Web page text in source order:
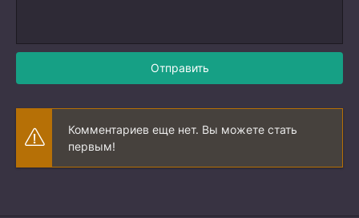
Отправить
Комментариев еще нет. Вы можете стать
первым!